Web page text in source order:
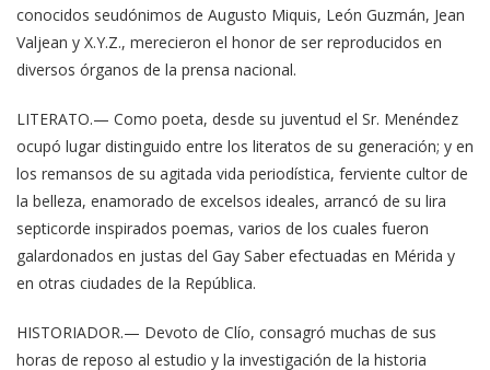
conocidos seudónimos de Augusto Miquis, León Guzmán, Jean
Valjean y X.Y.Z., merecieron el honor de ser reproducidos en
diversos órganos de la prensa nacional.
LITERATO.— Como poeta, desde su juventud el Sr. Menéndez
ocupó lugar distinguido entre los literatos de su generación; y en
los remansos de su agitada vida periodística, ferviente cultor de
la belleza, enamorado de excelsos ideales, arrancó de su lira
septicorde inspirados poemas, varios de los cuales fueron
galardonados en justas del Gay Saber efectuadas en Mérida y
en otras ciudades de la República.
HISTORIADOR.— Devoto de Clío, consagró muchas de sus
horas de reposo al estudio y la investigación de la historia